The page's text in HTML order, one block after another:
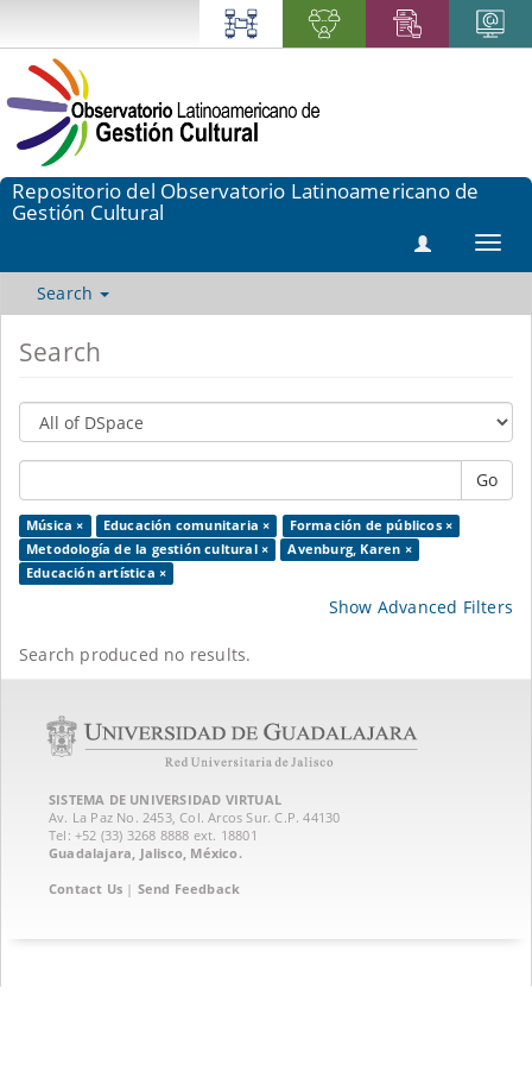
Repositorio del Observatorio Latinoamericano de
Gestión Cultural
Search
Search
Go
Música × Educación comunitaria ×
Formación de públicos ×
Metodología de la gestión cultural ×
Avenburg, Karen ×
Educación artística ×
Show Advanced Filters
Search produced no results.
SISTEMA DE UNIVERSIDAD VIRTUAL
Av. La Paz No. 2453, Col. Arcos Sur. C.P. 44130
Tel: +52 (33) 3268 8888‏ ext. 18801
Guadalajara, Jalisco, México.
Contact Us | Send Feedback